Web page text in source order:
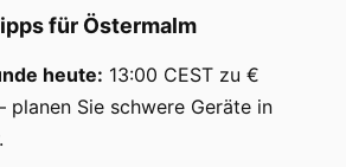
für Östermalm
heute: 13:00 CEST zu €
Sie schwere Geräte in